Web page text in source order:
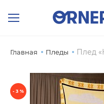
Главная Пледы Плед
- 3 %